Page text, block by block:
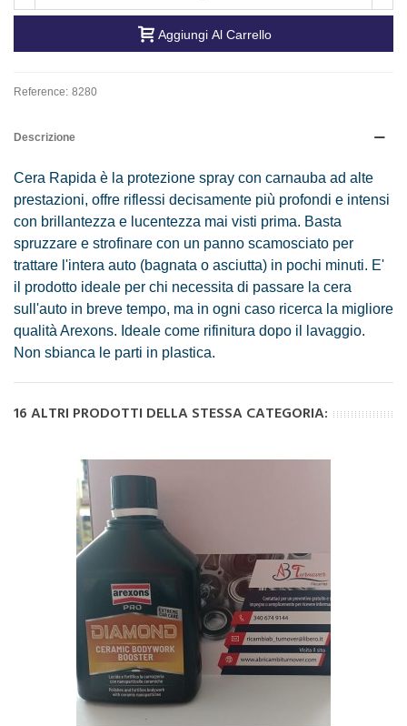
Aggiungi Al Carrello
Reference: 8280
Descrizione
Cera Rapida è la protezione spray con carnauba ad alte
prestazioni, offre riflessi decisamente più profondi e intensi
con brillantezza e lucentezza mai visti prima. Basta
spruzzare e strofinare con un panno scamosciato per
trattare l'intera auto (bagnata o asciutta) in pochi minuti. E'
il prodotto ideale per chi necessita di passare la cera
sull'auto in breve tempo, ma in ogni caso ricerca la migliore
qualità Arexons. Ideale come rifinitura dopo il lavaggio.
Non sbianca le parti in plastica.
16 ALTRI PRODOTTI DELLA STESSA CATEGORIA: